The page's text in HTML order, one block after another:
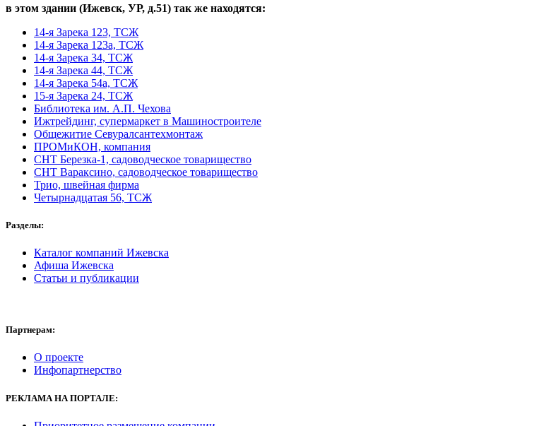
в этом здании (Ижевск, УР, д.51) так же находятся:
14-я Зарека 123, ТСЖ
14-я Зарека 123а, ТСЖ
14-я Зарека 34, ТСЖ
14-я Зарека 44, ТСЖ
14-я Зарека 54а, ТСЖ
15-я Зарека 24, ТСЖ
Библиотека им. А.П. Чехова
Ижтрейдинг, супермаркет в Машиностроителе
Общежитие Севуралсантехмонтаж
ПРОМиКОН, компания
СНТ Березка-1, садоводческое товарищество
СНТ Вараксино, садоводческое товарищество
Трио, швейная фирма
Четырнадцатая 56, ТСЖ
Разделы:
Каталог компаний Ижевска
Афиша Ижевска
Статьи и публикации
Партнерам:
О проекте
Инфопартнерство
РЕКЛАМА НА ПОРТАЛЕ: